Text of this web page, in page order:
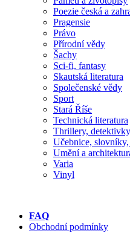
Poezie česká a
Pragensie
Právo
Přírodní vědy
Šachy
Sci-fi, fantasy
Skautská literatura
Společenské vědy
Sport
Stará Říše
Technická literatura
Thrillery,
Učebnice,
Umění a
Varia
Vinyl
FAQ
Obchodní podmínky